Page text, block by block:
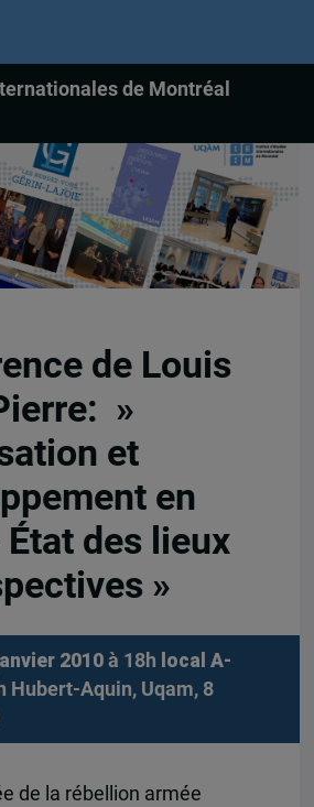
de Montréal
de Louis
»
et
en
des lieux
»
2010à 18h local A-
Hubert-Aquin, Uqam, 8
de la rébellion armée